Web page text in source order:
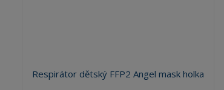
Respirátor dětský FFP2 Angel mask holka